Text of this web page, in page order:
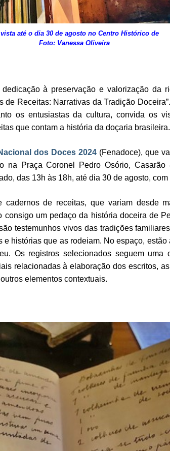
até o dia 30 de agosto no Centro Histórico de
Foto: Vanessa Oliveira
à preservação e valorização da
Receitas: Narrativas da Tradição
os entusiastas da cultura, convida os
que contam a história da doçaria brasileira.
dos Doces 2024 (Fenadoce), que
na Praça Coronel Pedro Osório, Casarão
das 13h às 18h, até dia 30 de agosto, com
de receitas, que variam desde
um pedaço da história doceira de
testemunhos vivos das tradições
histórias que as rodeiam. No espaço,
Os registros selecionados seguem uma
relacionadas à elaboração dos escritos,
elementos contextuais.